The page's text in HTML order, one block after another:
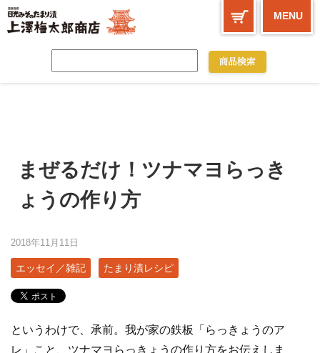
MENU
まぜるだけ！ツナマヨらっき
ょうの作り方
2018年11月11日
エッセイ／雑記 たまり漬レシピ
というわけで、承前。我が家の鉄板「らっきょうのア
レ」こと、ツナマヨらっきょうの作り方をお伝えしま